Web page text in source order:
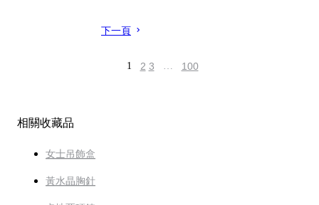
下一頁
1 2 3 … 100
相關收藏品
女士吊飾盒
黃水晶胸針